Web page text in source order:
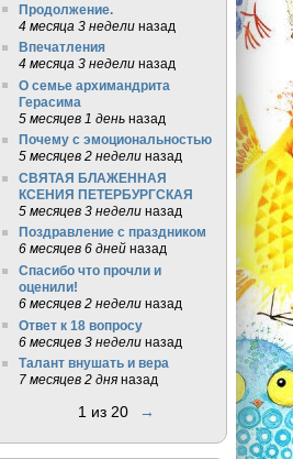
Продолжение.
4 месяца 3 неделиназад
Впечатления
4 месяца 3 неделиназад
О семье архимандрита
Герасима
5 месяцев 1 деньназад
Почему с эмоциональностью
5 месяцев 2 неделиназад
СВЯТАЯ БЛАЖЕННАЯ
КСЕНИЯ ПЕТЕРБУРГСКАЯ
5 месяцев 3 неделиназад
Поздравление с праздником
6 месяцев 6 днейназад
Спасибо что прочли и
оценили!
6 месяцев 2 неделиназад
Ответ к 18 вопросу
6 месяцев 3 неделиназад
Талант внушать и вера
7 месяцев 2 дняназад
1 из 20 →